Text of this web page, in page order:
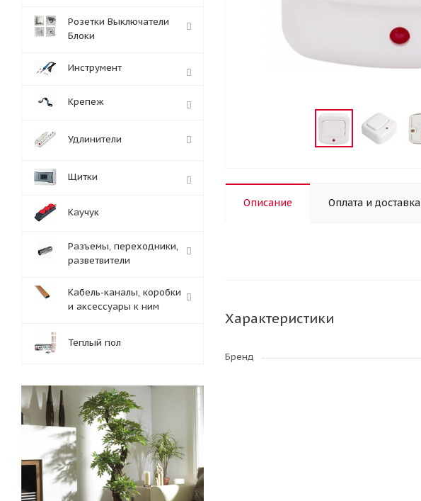
Описание Оплата и доставка
Характеристики
Бренд
Розетки Выключатели
Блоки
Инструмент
Крепеж
Удлинители
Щитки
Каучук
Разъемы, переходники,
разветвители
Кабель-каналы, коробки
и аксессуары к ним
Теплый пол